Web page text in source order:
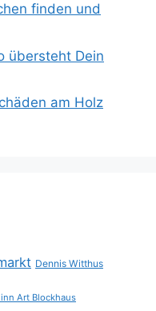
finden und
übersteht Dein
am Holz
Dennis Witthus
Art Blockhaus